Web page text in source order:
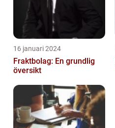
16 januari 2024
Fraktbolag: En grundlig
översikt